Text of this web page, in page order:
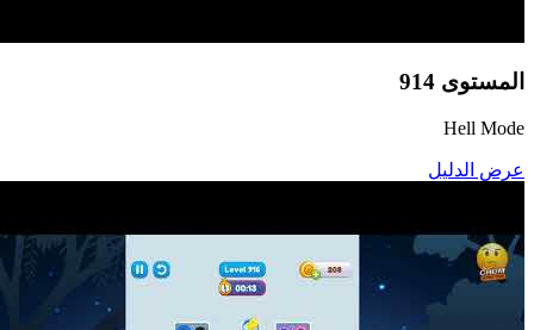
المستوى 914
Hell Mode
عرض الدليل